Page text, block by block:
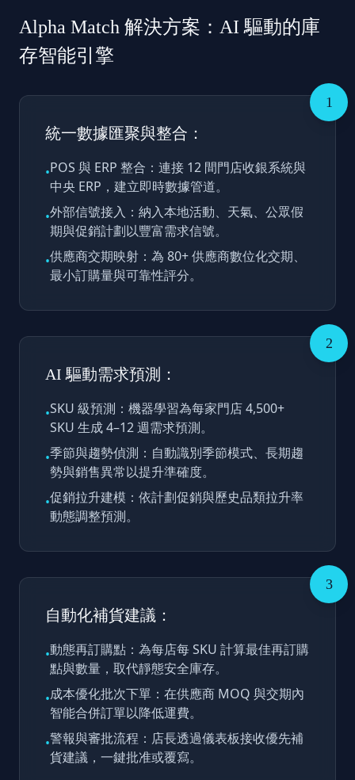
Alpha Match 解決方案：AI 驅動的庫
存智能引擎
1
統一數據匯聚與整合：
•POS 與 ERP 整合：連接 12 間門店收銀系統與
中央 ERP，建立即時數據管道。
•外部信號接入：納入本地活動、天氣、公眾假
期與促銷計劃以豐富需求信號。
•供應商交期映射：為 80+ 供應商數位化交期、
最小訂購量與可靠性評分。
2
AI 驅動需求預測：
•SKU 級預測：機器學習為每家門店 4,500+
SKU 生成 4–12 週需求預測。
•季節與趨勢偵測：自動識別季節模式、長期趨
勢與銷售異常以提升準確度。
•促銷拉升建模：依計劃促銷與歷史品類拉升率
動態調整預測。
3
自動化補貨建議：
•動態再訂購點：為每店每 SKU 計算最佳再訂購
點與數量，取代靜態安全庫存。
•成本優化批次下單：在供應商 MOQ 與交期內
智能合併訂單以降低運費。
•警報與審批流程：店長透過儀表板接收優先補
貨建議，一鍵批准或覆寫。